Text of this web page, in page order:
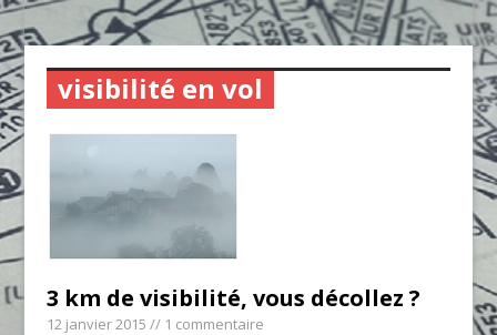
visibilité en vol
3 km de visibilité, vous décollez ?
12 janvier 2015 // 1 commentaire